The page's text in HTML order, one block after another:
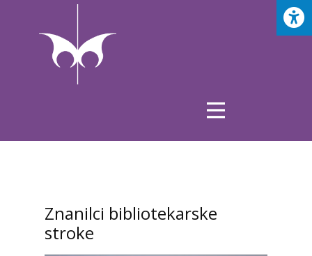
Znanilci bibliotekarske
stroke